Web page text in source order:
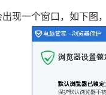
出现一个窗口，如下